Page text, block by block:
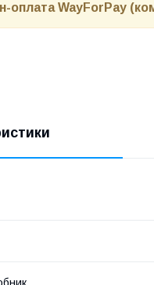
оплата WayForPay